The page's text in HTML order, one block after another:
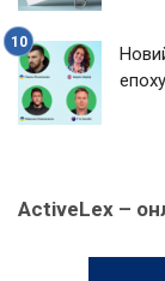
ActiveLex –